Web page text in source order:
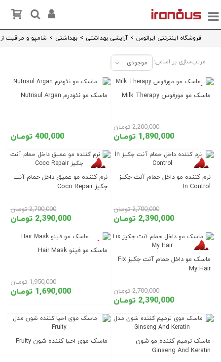
فروشگاه اینترنتی ایرانوس > آرایشی بهداشتی > بهداشتی > شامپو و مراقبت
مرتب‌سازی بر اساس: موجودی تخفیف روز
ماسک مو مورفوس Milk Therapy
1,890,000 تومـان
2,200,000 تومـان
ماسک مو نئودرم Nutrisul Argan
400,000 تومـان
نرم کننده مو داخل حمام آنت جکیز
In Control
2,390,000 تومـان
2,700,000 تومـان
نرم کننده مو عمیق داخل حمام آنت
جکیز Coco Repair
2,390,000 تومـان
2,700,000 تومـان
ماسک مو داخل حمام آنت جکیز Fix
My Hair
2,390,000 تومـان
2,700,000 تومـان
ماسک مو فینو Hair Mask
1,690,000 تومـان
1,950,000 تومـان
ماسک ترمیم کننده مو شون
Ginseng And Keratin
ماسک موی احیا کننده شون Fruity